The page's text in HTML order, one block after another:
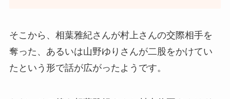
そこから、相葉雅紀さんが村上さんの交際相手を
奪った、あるいは山野ゆりさんが二股をかけてい
たという形で話が広がったようです。